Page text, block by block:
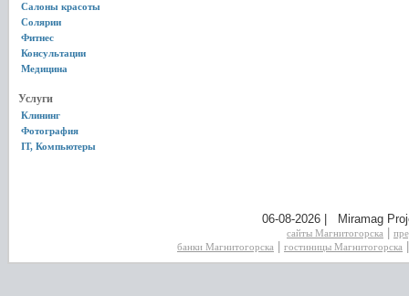
Салоны красоты
Солярии
Фитнес
Консультации
Медицина
Услуги
Клининг
Фотография
IT, Компьютеры
06-08-2026 | Miramag
сайты Магнитогорска
банки Магнитогорска
гостиницы Магнитогорска